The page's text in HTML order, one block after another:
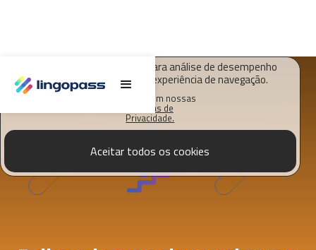
O Lingopass utiliza cookies para análise de desempenho
deste site e melhorar sua experiência de navegação.
Saiba mais em nossas
Políticas de
Privacidade.
Aceitar todos os cookies